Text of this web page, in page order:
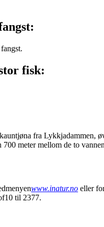
fisk:
fra Lykkjadammen,
meter mellom de to
www.inatur.no eller
til 2377.